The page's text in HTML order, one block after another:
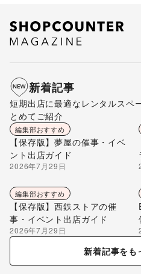
新着記事
短期出店に最適なレンタルスペ
とめてご紹介
編集部おすすめ
【保存版】夢屋の催事・イベ
ント出店ガイド
2026年7月29日
編集部おすすめ
【保存版】西鉄ストアの催
事・イベント出店ガイド
2026年7月29日
新着記事をも